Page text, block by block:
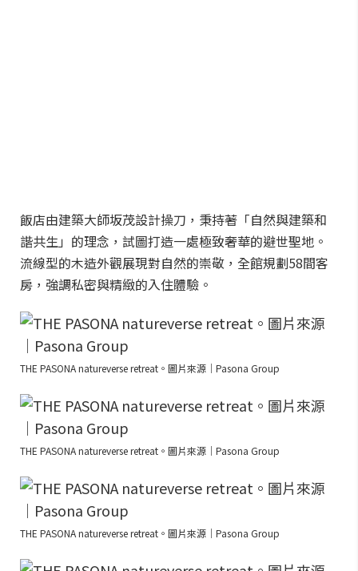
飯店由建築大師坂茂設計操刀，秉持著「自然與建築和
諧共生」的理念，試圖打造一處極致奢華的避世聖地。
流線型的木造外觀展現對自然的崇敬，全館規劃58間客
房，強調私密與精緻的入住體驗。
THE PASONA natureverse retreat。圖片來源｜Pasona Group
THE PASONA natureverse retreat。圖片來源｜Pasona Group
THE PASONA natureverse retreat。圖片來源｜Pasona Group